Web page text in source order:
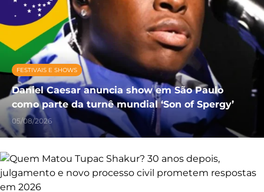
FESTIVAIS E SHOWS
Daniel Caesar anuncia show em São Paulo
como parte da turnê mundial ‘Son of Spergy’
05/08/2026